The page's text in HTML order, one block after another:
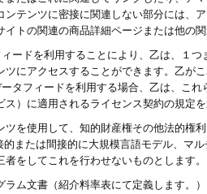
ンテンツに密接に関連しない部分には、
イトの関連の商品詳細ページまたは他の
ードを利用することにより、乙は、１
ツにアクセスすることができます。乙が
タフィードを利用する場合、乙は、こ
ス）に適用されるライセンス契約の規定
ツを使用して、知的財産権その他法的権
的または間接的に大規模言語モデル、マ
をしてこれを行わせないものとします。
ラム文書（紹介料率表にて定義します。